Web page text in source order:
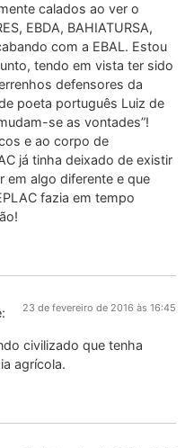
calados ao ver o
EBDA, BAHIATURSA,
com a EBAL. Estou
tendo em vista ter sido
defensores da
poeta português Luiz de
se as vontades”!
e ao corpo de
já tinha deixado de existir
em algo diferente e que
fazia em tempo
23 de fevereiro de 2016 às 16:45
civilizado que tenha
agrícola.